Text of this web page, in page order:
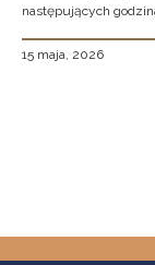
następujących
15 maja, 2026